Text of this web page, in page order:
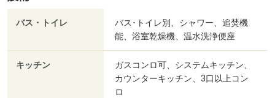
バス・トイレ
バス･トイレ別、シャワー、追焚機
能、浴室乾燥機、温水洗浄便座
キッチン
ガスコンロ可、システムキッチン、
カウンターキッチン、3口以上コン
ロ